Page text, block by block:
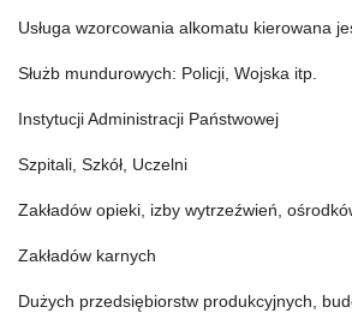
Usługa wzorcowania alkomatu kierowana
Służb mundurowych: Policji, Wojska itp.
Instytucji Administracji Państwowej
Szpitali, Szkół, Uczelni
Zakładów opieki, izby wytrzeźwień,
Zakładów karnych
Dużych przedsiębiorstw produkcyjnych,